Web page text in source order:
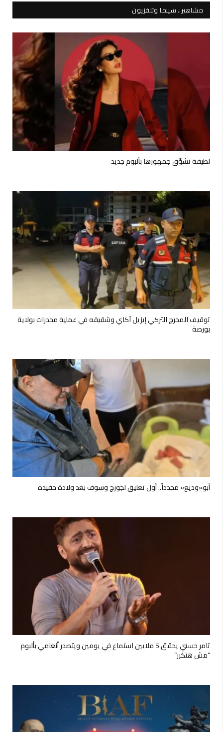
مشاهير.. سينما وتلفزيون
لطيفة تشوّق جمهورها بألبوم جديد
توقيف المخرج التركي إيزيل آكاي وشقيقه في عملية مخدرات بولاية
بورصة
أبو«وديع» مجدداً.. أول تعليق لجورج وسوف بعد ولادة حفيده
تامر حسني يحقق 5 ملايين استماع في يومين ويتصدر أنغامي بألبوم
“مش هتكرر”